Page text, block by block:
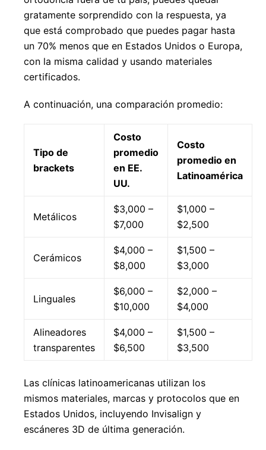
gratamente sorprendido con la respuesta, ya
que está comprobado que puedes pagar hasta
un 70% menos que en Estados Unidos o Europa,
con la misma calidad y usando materiales
certificados.
A continuación, una comparación promedio:
Tipo de
brackets
Costo
promedio
en EE.
UU.
Costo
promedio en
Latinoamérica
Metálicos
$3,000 –
$7,000
$1,000 –
$2,500
Cerámicos
$4,000 –
$8,000
$1,500 –
$3,000
Linguales
$6,000 –
$10,000
$2,000 –
$4,000
Alineadores
transparentes
$4,000 –
$6,500
$1,500 –
$3,500
Las clínicas latinoamericanas utilizan los
mismos materiales, marcas y protocolos que en
Estados Unidos, incluyendo Invisalign y
escáneres 3D de última generación.